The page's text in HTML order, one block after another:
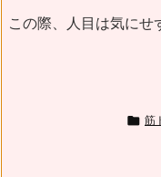
この際、人目は気にせ
 筋